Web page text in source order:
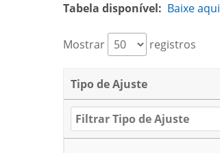
Tabela disponível: Baixe aqui
Mostrar registros
Tipo de Ajuste